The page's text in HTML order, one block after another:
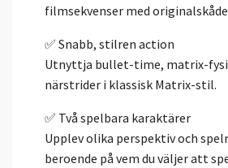
filmsekvenser med
✅ Snabb, stilren action
Utnyttja bullet-time, matrix-
närstrider i klassisk Matrix-stil.
✅ Två spelbara karaktärer
Upplev olika perspektiv och
beroende på vem du väljer att